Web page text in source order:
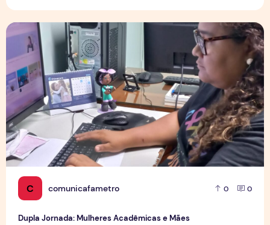
C comunicafametro 0 0
Dupla Jornada: Mulheres Acadêmicas e Mães
Dupla Jornada: Mulheres Acadêmicas e Mães